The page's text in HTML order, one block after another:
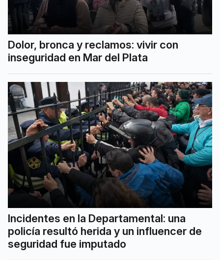
Dolor, bronca y reclamos: vivir con
inseguridad en Mar del Plata
Incidentes en la Departamental: una
policía resultó herida y un influencer de
seguridad fue imputado